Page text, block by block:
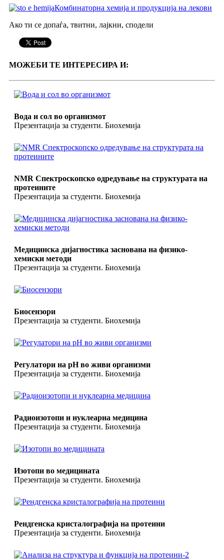
Комбинаторна хемија и продукција на лекови
Ако ти се допаѓа, твитни, лајкни, сподели
МОЖЕБИ ТЕ ИНТЕРЕСИРА И:
Вода и сол во организмот
Презентација за студенти. Биохемија
NMR Спектроскопско одредување на структурата на
протеините
Презентација за студенти. Биохемија
Медицинска дијагностика заснована на физико-
хемиски методи
Презентација за студенти. Биохемија
Биосензори
Презентација за студенти. Биохемија
Регулатори на pH во живи организми
Презентација за студенти. Биохемија
Радиоизотопи и нуклеарна медицина
Презентација за студенти. Биохемија
Изотопи во медицината
Презентација за студенти. Биохемија
Рендгенска кристалографија на протеини
Презентација за студенти. Биохемија